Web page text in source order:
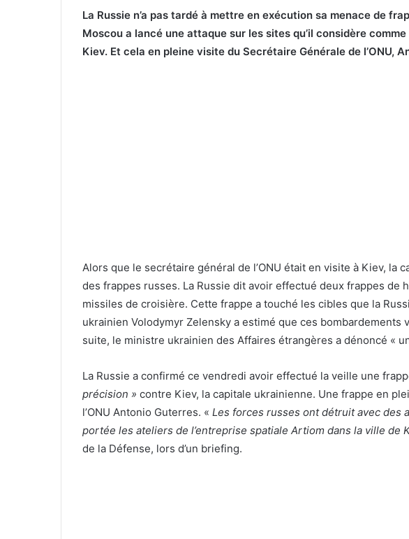
La Russie n’a pas tardé à mettre en exécution sa menace de
Moscou a lancé une attaque sur les sites qu’il considère
Kiev. Et cela en pleine visite du Secrétaire Générale de l’ONU,
Alors que le secrétaire général de l’ONU était en visite à Kiev, la
des frappes russes. La Russie dit avoir effectué deux frappes de
missiles de croisière. Cette frappe a touché les cibles que la
ukrainien Volodymyr Zelensky a estimé que ces bombardements
suite, le ministre ukrainien des Affaires étrangères a dénoncé «
La Russie a confirmé ce vendredi avoir effectué la veille une
précision » contre Kiev, la capitale ukrainienne. Une frappe en
l’ONU Antonio Guterres. « Les forces russes ont détruit avec des
portée les ateliers de l’entreprise spatiale Artiom dans la ville de
de la Défense, lors d’un briefing.